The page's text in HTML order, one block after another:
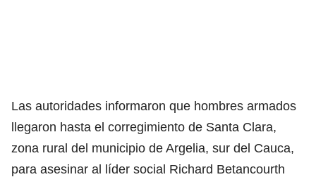
Las autoridades informaron que hombres armados
llegaron hasta el corregimiento de Santa Clara,
zona rural del municipio de Argelia, sur del Cauca,
para asesinar al líder social Richard Betancourth